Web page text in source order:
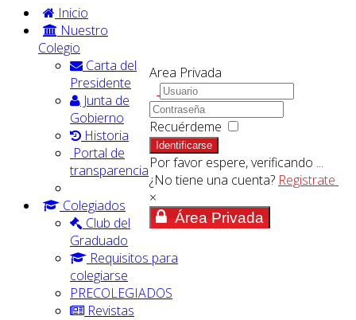
Area Privada
Recuérdeme
Identificarse
Por favor espere, verificando ...
¿No tiene una cuenta? Registrate
×
Área Privada
Inicio
Nuestro
Colegio
Carta del
Presidente
Junta de
Gobierno
Historia
Portal de
transparencia
Colegiados
Club del
Graduado
Requisitos para
colegiarse
PRECOLEGIADOS
Revistas